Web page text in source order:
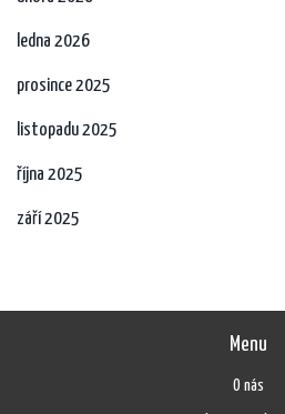
ledna 2026
prosince 2025
listopadu 2025
října 2025
září 2025
Menu
O nás